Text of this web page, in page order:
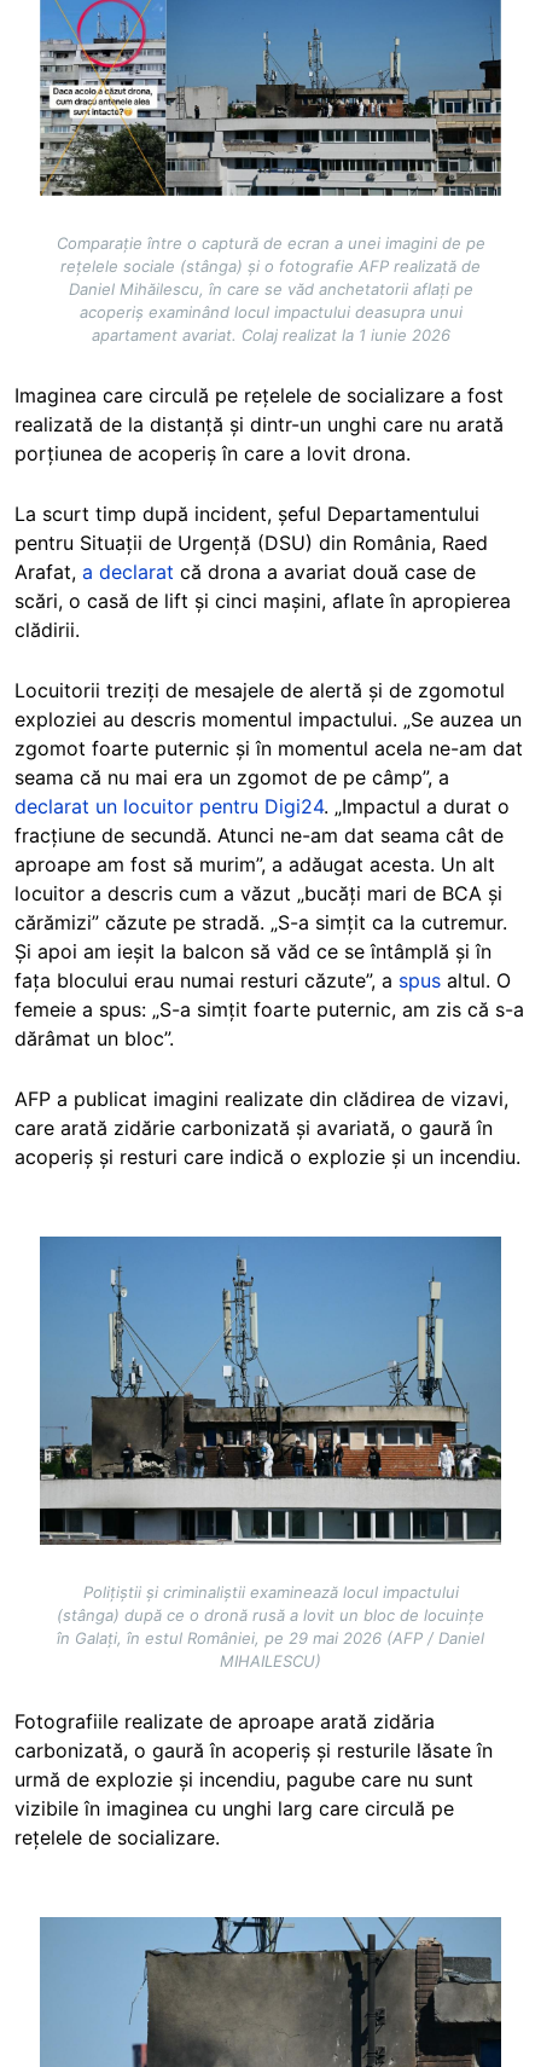
Comparație între o captură de ecran a unei imagini de pe
rețelele sociale (stânga) și o fotografie AFP realizată de
Daniel Mihăilescu, în care se văd anchetatorii aflați pe
acoperiș examinând locul impactului deasupra unui
apartament avariat. Colaj realizat la 1 iunie 2026
Imaginea care circulă pe rețelele de socializare a fost
realizată de la distanță și dintr-un unghi care nu arată
porțiunea de acoperiș în care a lovit drona.
La scurt timp după incident, șeful Departamentului
pentru Situații de Urgență (DSU) din România, Raed
Arafat, a declarat că drona a avariat două case de
scări, o casă de lift și cinci mașini, aflate în apropierea
clădirii.
Locuitorii treziți de mesajele de alertă și de zgomotul
exploziei au descris momentul impactului. „Se auzea un
zgomot foarte puternic și în momentul acela ne-am dat
seama că nu mai era un zgomot de pe câmp”, a
declarat un locuitor pentru Digi24. „Impactul a durat o
fracțiune de secundă. Atunci ne-am dat seama cât de
aproape am fost să murim”, a adăugat acesta. Un alt
locuitor a descris cum a văzut „bucăți mari de BCA și
cărămizi” căzute pe stradă. „S-a simțit ca la cutremur.
Și apoi am ieșit la balcon să văd ce se întâmplă și în
fața blocului erau numai resturi căzute”, a spus altul. O
femeie a spus: „S-a simțit foarte puternic, am zis că s-a
dărâmat un bloc”.
AFP a publicat imagini realizate din clădirea de vizavi,
care arată zidărie carbonizată și avariată, o gaură în
acoperiș și resturi care indică o explozie și un incendiu.
Polițiștii și criminaliștii examinează locul impactului
(stânga) după ce o dronă rusă a lovit un bloc de locuințe
în Galați, în estul României, pe 29 mai 2026 (AFP / Daniel
MIHAILESCU)
Fotografiile realizate de aproape arată zidăria
carbonizată, o gaură în acoperiș și resturile lăsate în
urmă de explozie și incendiu, pagube care nu sunt
vizibile în imaginea cu unghi larg care circulă pe
rețelele de socializare.